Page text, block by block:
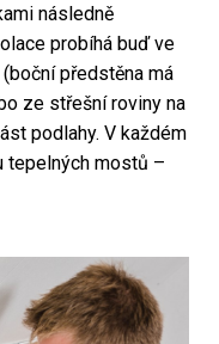
následně
probíhá buď ve
předstěna má
ze střešní roviny na
podlahy. V každém
tepelných mostů –